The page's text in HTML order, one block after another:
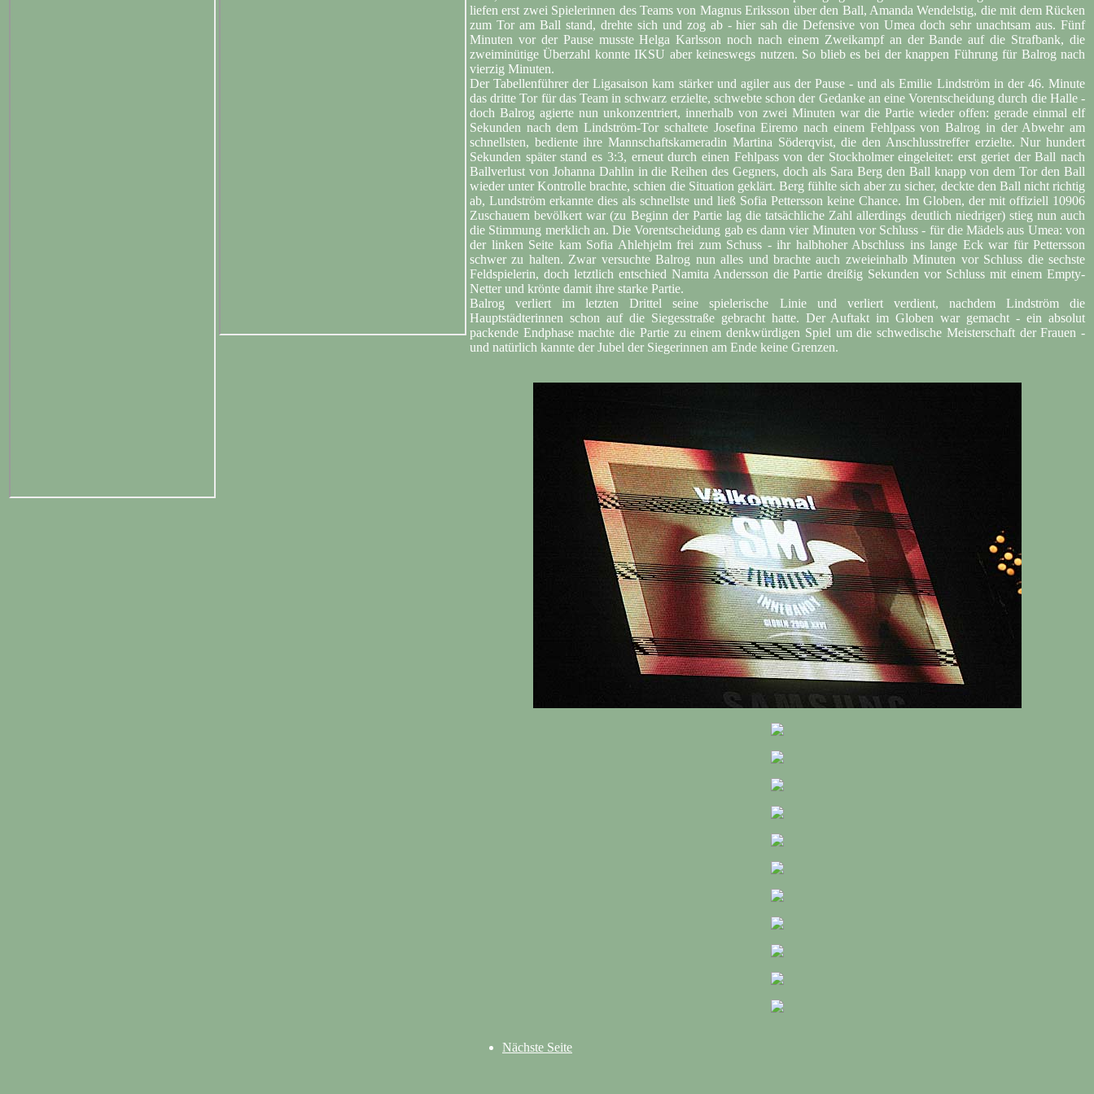
liefen erst zwei Spielerinnen des Teams von Magnus Eriksson über den Ball, Amanda Wendelstig, die mit dem Rücken
zum Tor am Ball stand, drehte sich und zog ab - hier sah die Defensive von Umea doch sehr unachtsam aus. Fünf
Minuten vor der Pause musste Helga Karlsson noch nach einem Zweikampf an der Bande auf die Strafbank, die
zweiminütige Überzahl konnte IKSU aber keineswegs nutzen. So blieb es bei der knappen Führung für Balrog nach
vierzig Minuten.
Der Tabellenführer der Ligasaison kam stärker und agiler aus der Pause - und als Emilie Lindström in der 46. Minute
das dritte Tor für das Team in schwarz erzielte, schwebte schon der Gedanke an eine Vorentscheidung durch die Halle -
doch Balrog agierte nun unkonzentriert, innerhalb von zwei Minuten war die Partie wieder offen: gerade einmal elf
Sekunden nach dem Lindström-Tor schaltete Josefina Eiremo nach einem Fehlpass von Balrog in der Abwehr am
schnellsten, bediente ihre Mannschaftskameradin Martina Söderqvist, die den Anschlusstreffer erzielte. Nur hundert
Sekunden später stand es 3:3, erneut durch einen Fehlpass von der Stockholmer eingeleitet: erst geriet der Ball nach
Ballverlust von Johanna Dahlin in die Reihen des Gegners, doch als Sara Berg den Ball knapp von dem Tor den Ball
wieder unter Kontrolle brachte, schien die Situation geklärt. Berg fühlte sich aber zu sicher, deckte den Ball nicht richtig
ab, Lundström erkannte dies als schnellste und ließ Sofia Pettersson keine Chance. Im Globen, der mit offiziell 10906
Zuschauern bevölkert war (zu Beginn der Partie lag die tatsächliche Zahl allerdings deutlich niedriger) stieg nun auch
die Stimmung merklich an. Die Vorentscheidung gab es dann vier Minuten vor Schluss - für die Mädels aus Umea: von
der linken Seite kam Sofia Ahlehjelm frei zum Schuss - ihr halbhoher Abschluss ins lange Eck war für Pettersson
schwer zu halten. Zwar versuchte Balrog nun alles und brachte auch zweieinhalb Minuten vor Schluss die sechste
Feldspielerin, doch letztlich entschied Namita Andersson die Partie dreißig Sekunden vor Schluss mit einem Empty-
Netter und krönte damit ihre starke Partie.
Balrog verliert im letzten Drittel seine spielerische Linie und verliert verdient, nachdem Lindström die
Hauptstädterinnen schon auf die Siegesstraße gebracht hatte. Der Auftakt im Globen war gemacht - ein absolut
packende Endphase machte die Partie zu einem denkwürdigen Spiel um die schwedische Meisterschaft der Frauen -
und natürlich kannte der Jubel der Siegerinnen am Ende keine Grenzen.
Nächste Seite